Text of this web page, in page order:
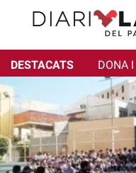
DESTACATS DONA